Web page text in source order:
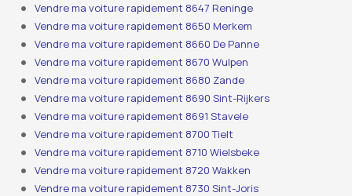
Vendre ma voiture rapidement 8647 Reninge
Vendre ma voiture rapidement 8650 Merkem
Vendre ma voiture rapidement 8660 De Panne
Vendre ma voiture rapidement 8670 Wulpen
Vendre ma voiture rapidement 8680 Zande
Vendre ma voiture rapidement 8690 Sint-Rijkers
Vendre ma voiture rapidement 8691 Stavele
Vendre ma voiture rapidement 8700 Tielt
Vendre ma voiture rapidement 8710 Wielsbeke
Vendre ma voiture rapidement 8720 Wakken
Vendre ma voiture rapidement 8730 Sint-Joris